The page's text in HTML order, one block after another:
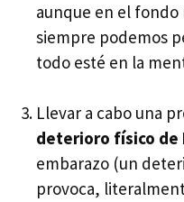
aunque en el
siempre podemos
todo esté en la
Llevar a cabo una
deterioro físico de
embarazo (un
provoca,